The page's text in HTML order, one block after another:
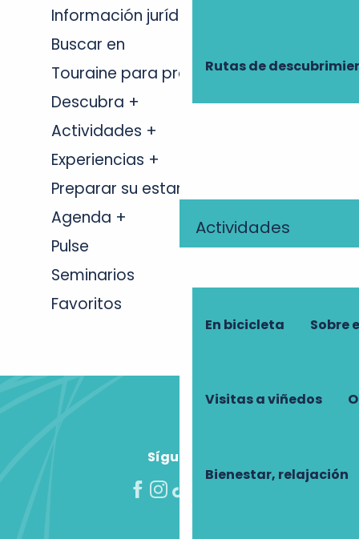
Rutas de
Actividades
En bicicleta Sobre
Visitas a viñedos
Bienestar, relajación
Información jurídica
Buscar en
Touraine para profesionales +
Descubra +
Actividades +
Experiencias +
Preparar su estancia +
Agenda +
Pulse
Seminarios
Favoritos
Síguenos